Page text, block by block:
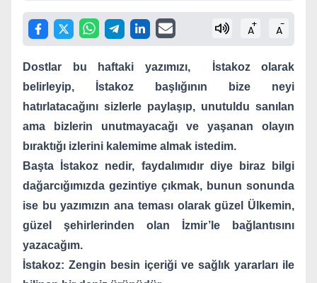
A+ A-
Dostlar bu haftaki yazımızı,
İstakoz olarak
belirleyip, İstakoz başlığının bize neyi
hatırlatacağını sizlerle paylaşıp, unutuldu sanılan
ama bizlerin unutmayacağı ve yaşanan olayın
bıraktığı izlerini kalemime almak istedim.
Başta İstakoz nedir, faydalımıdır diye biraz bilgi
dağarcığımızda gezintiye çıkmak, bunun sonunda
ise bu yazımızın ana teması olarak güzel Ülkemin,
güzel şehirlerinden olan İzmir’le bağlantısını
yazacağım.
İstakoz: Zengin besin içeriği ve sağlık yararları ile